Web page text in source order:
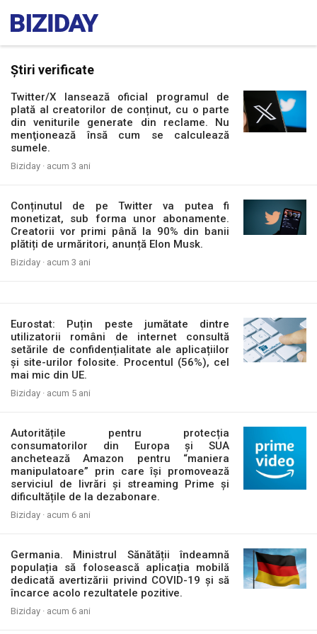
Știri verificate
Twitter/X lansează oficial programul de
plată al creatorilor de conținut, cu o parte
din veniturile generate din reclame. Nu
menţionează însă cum se calculează
sumele.
Biziday · acum 3 ani
Conținutul de pe Twitter va putea fi
monetizat, sub forma unor abonamente.
Creatorii vor primi până la 90% din banii
plătiți de urmăritori, anunță Elon Musk.
Biziday · acum 3 ani
Eurostat: Puțin peste jumătate dintre
utilizatorii români de internet consultă
setările de confidențialitate ale aplicațiilor
și site-urilor folosite. Procentul (56%), cel
mai mic din UE.
Biziday · acum 5 ani
Autoritățile pentru protecția
consumatorilor din Europa și SUA
anchetează Amazon pentru “maniera
manipulatoare” prin care își promovează
serviciul de livrări și streaming Prime și
dificultățile de la dezabonare.
Biziday · acum 6 ani
Germania. Ministrul Sănătății îndeamnă
populația să folosească aplicația mobilă
dedicată avertizării privind COVID-19 și să
încarce acolo rezultatele pozitive.
Biziday · acum 6 ani